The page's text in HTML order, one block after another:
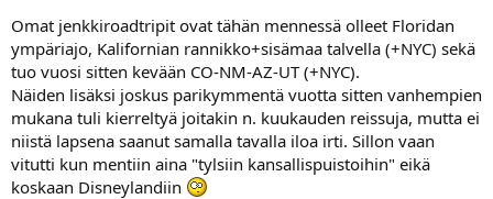
Omat jenkkiroadtripit ovat tähän mennessä olleet Floridan
ympäriajo, Kalifornian rannikko+sisämaa talvella (+NYC) sekä
tuo vuosi sitten kevään CO-NM-AZ-UT (+NYC).
Näiden lisäksi joskus parikymmentä vuotta sitten vanhempien
mukana tuli kierreltyä joitakin n. kuukauden reissuja, mutta ei
niistä lapsena saanut samalla tavalla iloa irti. Sillon vaan
vitutti kun mentiin aina "tylsiin kansallispuistoihin" eikä
koskaan Disneylandiin